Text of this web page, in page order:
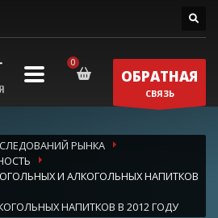
ОБРАТНАЯ
СВЯЗЬ
РЫНКА
И АЛКОГОЛЬНЫХ НАПИТКОВ
НАПИТКОВ В 2012 ГОДУ